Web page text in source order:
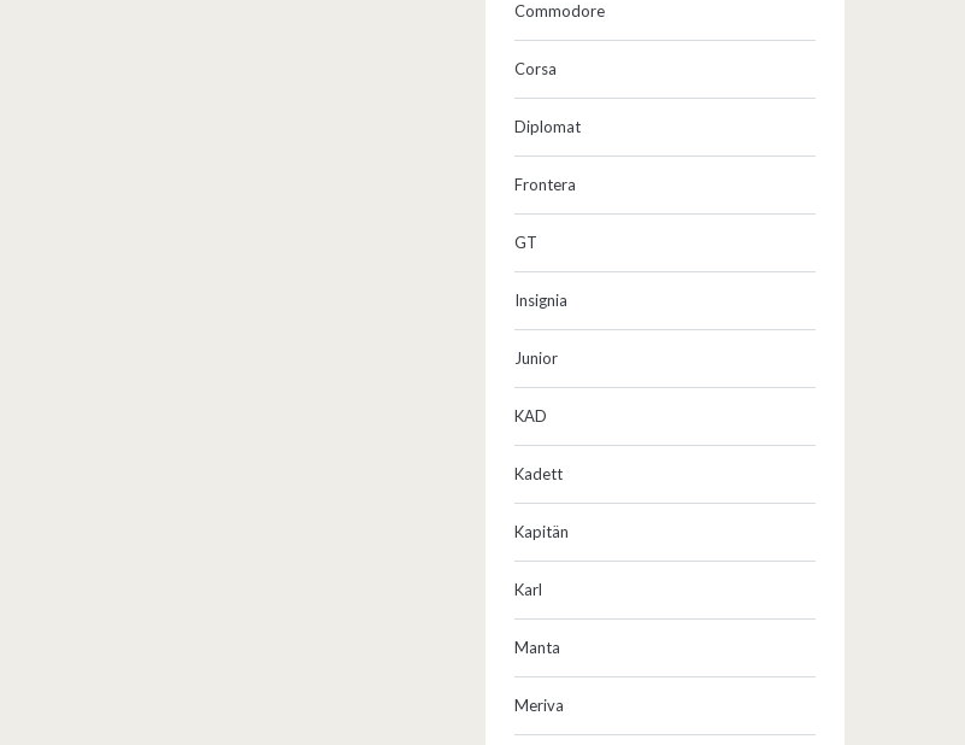
Commodore
Corsa
Diplomat
Frontera
GT
Insignia
Junior
KAD
Kadett
Kapitän
Karl
Manta
Meriva